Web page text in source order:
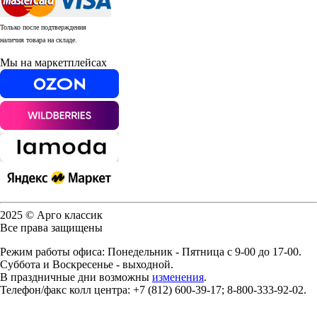
Только после подтверждения
наличия товара на складе.
Мы на маркетплейсах
2025 © Арго классик
Все права защищены
Режим работы офиса: Понедельник - Пятница с 9-00 до 17-00.
Суббота и Воскресенье - выходной.
В праздничные дни возможны изменения.
Телефон/факс колл центра: +7 (812) 600-39-17; 8-800-333-92-02.